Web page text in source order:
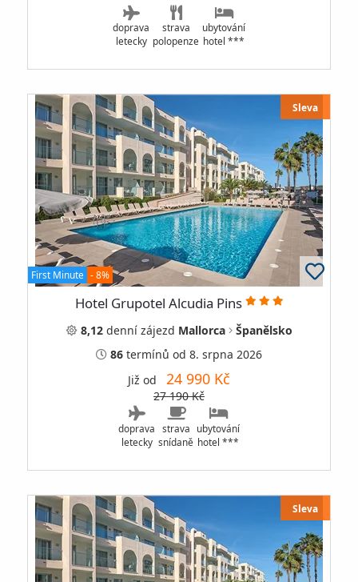
doprava
letecky
strava
polopenze
ubytování
hotel ***
Sleva
First Minute - 8%
Hotel Grupotel Alcudia Pins
8,12dennízájezd Mallorca
Španělsko
86 termínů od 8. srpna 2026
Již od 24 990 Kč
27 190 Kč
doprava
letecky
strava
snídaně
ubytování
hotel ***
Sleva